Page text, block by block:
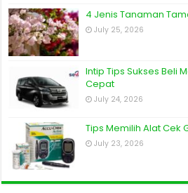
4 Jenis Tanaman
July 25, 2026
Intip Tips Sukses Beli
Cepat
July 24, 2026
Tips Memilih Alat Cek
July 23, 2026